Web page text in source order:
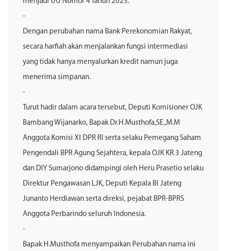
-
Dengan perubahan nama Bank Perekonomian Rakyat,
secara harfiah akan menjalankan fungsi intermediasi
yang tidak hanya menyalurkan kredit namun juga
menerima simpanan.
-
Turut hadir dalam acara tersebut, Deputi Komisioner OJK
Bambang Wijanarko, Bapak Dr.H.Musthofa,SE.,M.M
Anggota Komisi XI DPR RI serta selaku Pemegang Saham
Pengendali BPR Agung Sejahtera, kepala OJK KR 3 Jateng
dan DIY Sumarjono didampingi oleh Heru Prasetio selaku
Direktur Pengawasan LJK, Deputi Kepala BI Jateng
Junanto Herdiawan serta direksi, pejabat BPR-BPRS
Anggota Perbarindo seluruh Indonesia.
-
Bapak H.Musthofa menyampaikan Perubahan nama ini